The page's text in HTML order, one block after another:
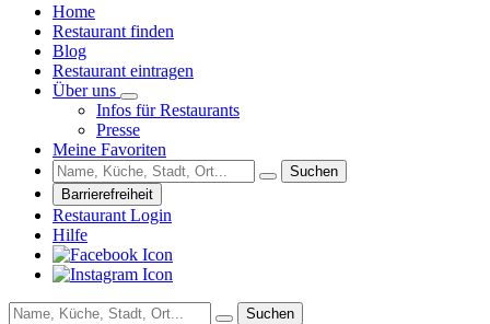
Home
Restaurant finden
Blog
Restaurant eintragen
Über uns
Infos für Restaurants
Presse
Meine Favoriten
Suchen
Barrierefreiheit
Restaurant Login
Hilfe
Suchen